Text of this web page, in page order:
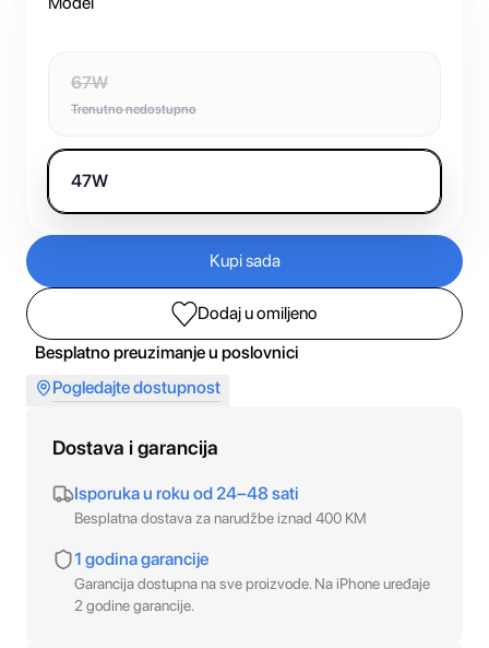
67W
Trenutno nedostupno
47W
Kupi sada
Dodaj u omiljeno
Besplatno preuzimanje u poslovnici
Pogledajte dostupnost
Dostava i garancija
Isporuka u roku od 24–48 sati
Besplatna dostava za narudžbe iznad 400 KM
1 godina garancije
Garancija dostupna na sve proizvode. Na iPhone uređaje
2 godine garancije.